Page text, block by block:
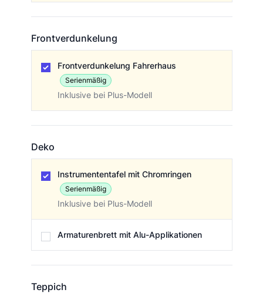
Frontverdunkelung
Frontverdunkelung Fahrerhaus
Serienmäßig
Inklusive bei Plus-Modell
Deko
Instrumententafel mit Chromringen
Serienmäßig
Inklusive bei Plus-Modell
Armaturenbrett mit Alu-Applikationen
Teppich